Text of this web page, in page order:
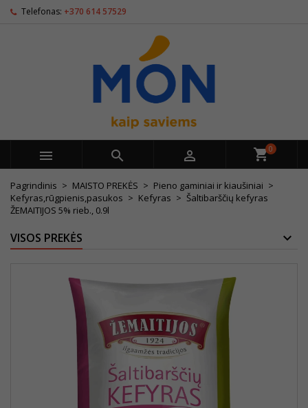
Telefonas: +370 614 57529
   0
Pagrindinis MAISTO PREKĖS
Pieno gaminiai ir kiaušiniai
Kefyras,rūgpienis,pasukos
Kefyras
Šaltibarščių kefyras
ŽEMAITIJOS 5% rieb., 0.9l
VISOS PREKĖS